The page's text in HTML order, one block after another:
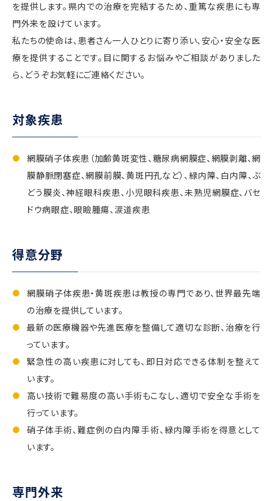
を提供します。県内での治療を完結するため、重篤な疾患にも専
門外来を設けています。
私たちの使命は、患者さん一人ひとりに寄り添い、安心・安全な医
療を提供することです。目に関するお悩みやご相談がありました
ら、どうぞお気軽にご連絡ください。
対象疾患
網膜硝子体疾患（加齢黄斑変性、糖尿病網膜症、網膜剥離、網
膜静脈閉塞症、網膜前膜、黄斑円孔など）、緑内障、白内障、ぶ
どう膜炎、神経眼科疾患、小児眼科疾患、未熟児網膜症、バセ
ドウ病眼症、眼瞼腫瘍、涙道疾患
得意分野
網膜硝子体疾患・黄斑疾患は教授の専門であり、世界最先端
の治療を提供しています。
最新の医療機器や先進医療を整備して適切な診断、治療を行
っています。
緊急性の高い疾患に対しても、即日対応できる体制を整えて
います。
高い技術で難易度の高い手術もこなし、適切で安全な手術を
行っています。
硝子体手術、難症例の白内障手術、緑内障手術を得意として
います。
専門外来